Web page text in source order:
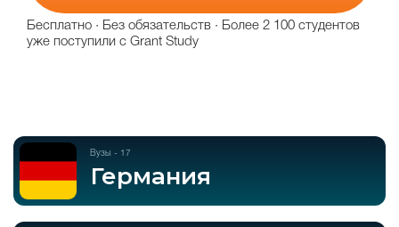
Бесплатно · Без обязательств · Более 2 100 студентов
уже поступили с Grant Study
Вузы - 17
Германия